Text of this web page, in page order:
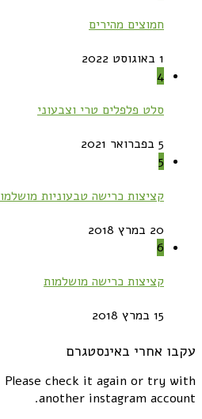
חמוצים מהירים
1 באוגוסט 2022
4
סלט פלפלים טרי וצבעוני
5 בפברואר 2021
5
קציצות כרישה טבעוניות
20 במרץ 2018
6
קציצות כרישה מושלמות
15 במרץ 2018
עקבו אחרי באינסטגרם
Please check it again or try with
another instagram account.